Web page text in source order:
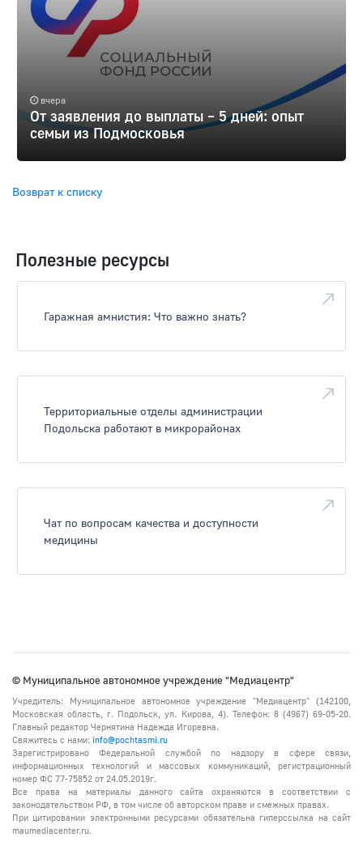
вчера
От заявления до выплаты – 5 дней: опыт
семьи из Подмосковья
Возврат к списку
Полезные ресурсы
Гаражная амнистия: Что важно знать?
Территориальные отделы администрации
Подольска работают в микрорайонах
Чат по вопросам качества и доступности
медицины
© Муниципальное автономное учреждение "Медиацентр"
Учредитель: Муниципальное автономное учреждение "Медиацентр" (142100,
Московская область, г. Подольск, ул. Кирова, 4). Телефон: 8 (4967) 69-05-20.
Главный редактор Чернятина Надежда Игоревна.
Свяжитесь с нами: info@pochtasmi.ru
Зарегистрировано Федеральной службой по надзору в сфере связи,
информационных технологий и массовых коммуникаций, регистрационный
номер ФС 77-75852 от 24.05.2019г.
Все права на материалы данного сайта охраняются в соответствии с
законодательством РФ, в том числе об авторском праве и смежных правах.
При цитировании электронными ресурсами обязательна гиперссылка на сайт
maumediacenter.ru.